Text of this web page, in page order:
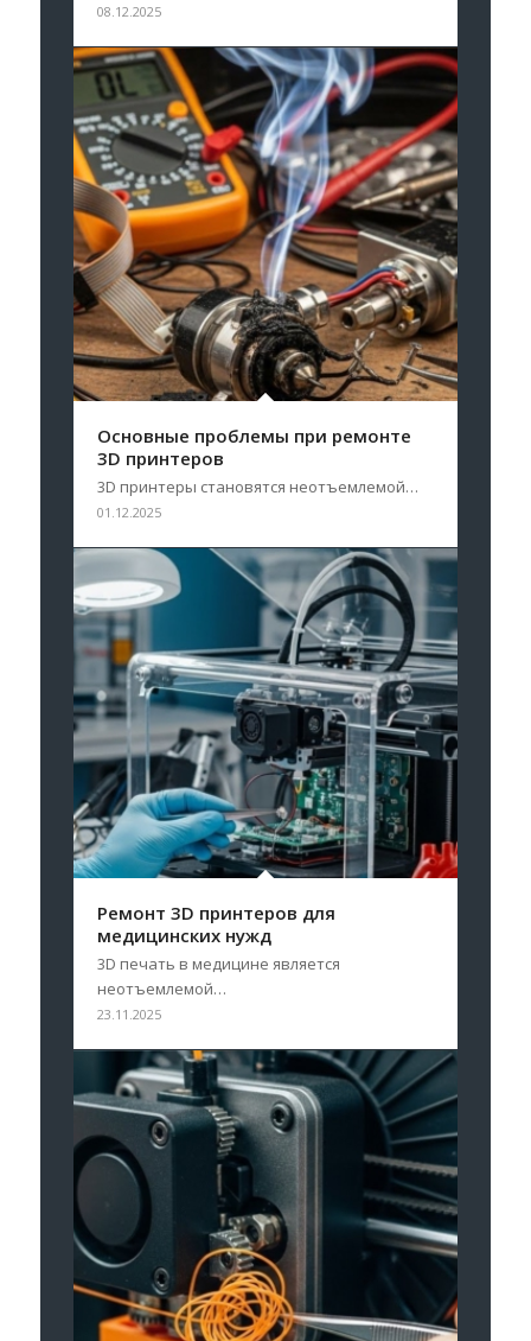
08.12.2025
Основные проблемы при ремонте
3D принтеров
3D принтеры становятся неотъемлемой…
01.12.2025
Ремонт 3D принтеров для
медицинских нужд
3D печать в медицине является
неотъемлемой…
23.11.2025